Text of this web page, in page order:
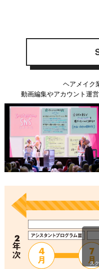
ヘアメイク
動画編集やアカウント運
ス